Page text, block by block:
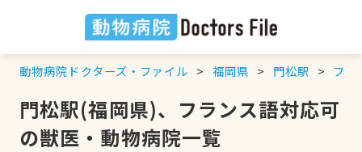
動物病院ドクターズ・ファイル 福岡県 門松駅 フラ
門松駅(福岡県)、フランス語対応可
の獣医・動物病院一覧